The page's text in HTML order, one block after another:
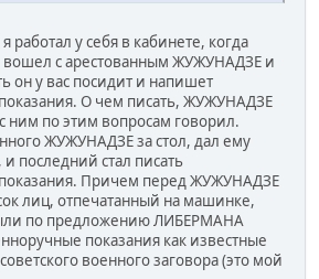
работал у себя в кабинете, когда
с арестованным ЖУЖУНАДЗЕ и
он у вас посидит и напишет
О чем писать, ЖУЖУНАДЗЕ
с ним по этим вопросам говорил.
ЖУЖУНАДЗЕ за стол, дал ему
последний стал писать
Причем перед ЖУЖУНАДЗЕ
лиц, отпечатанный на машинке,
по предложению ЛИБЕРМАНА
показания как известные
военного заговора (это мой